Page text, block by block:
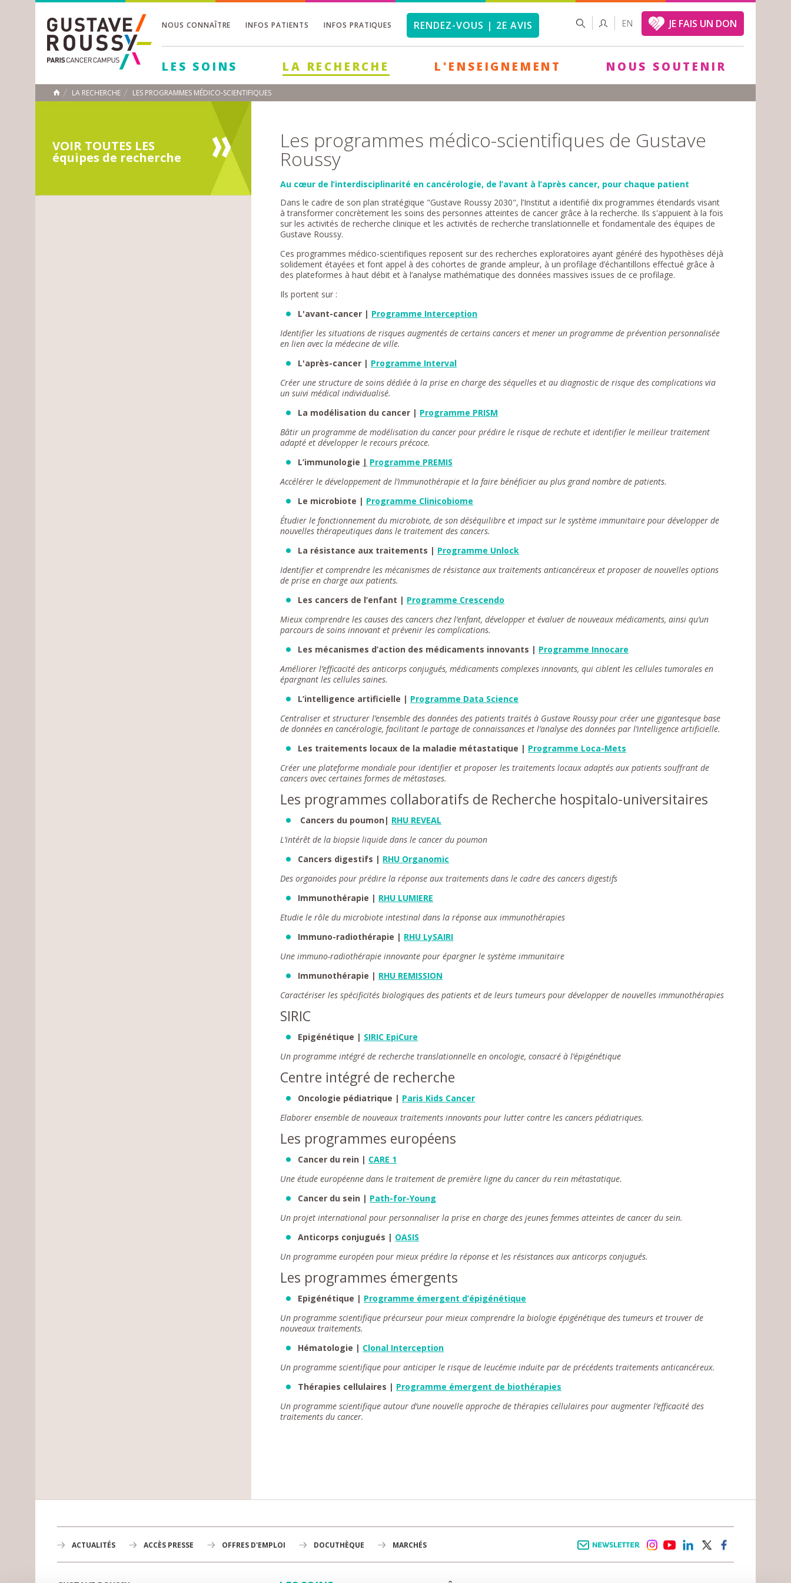
NOUS CONNAÎTRE INFOS PATIENTS INFOS PRATIQUES RENDEZ-VOUS | 2E AVIS FORMULAIRE
DE
RECHERCHER EN JE FAIS UN DON
LES SOINS LA RECHERCHE L'ENSEIGNEMENT NOUS SOUTENIR
ACCUEIL
LA RECHERCHE LES PROGRAMMES MÉDICO-SCIENTIFIQUES
VOIR TOUTES LES
équipes de recherche
Les programmes médico-scientifiques de Gustave
Roussy
Au cœur de l’interdisciplinarité en cancérologie, de l’avant à l’après cancer, pour chaque patient
Dans le cadre de son plan stratégique "Gustave Roussy 2030", l’Institut a identifié dix programmes étendards visant
à transformer concrètement les soins des personnes atteintes de cancer grâce à la recherche. Ils s'appuient à la fois
sur les activités de recherche clinique et les activités de recherche translationnelle et fondamentale des équipes de
Gustave Roussy.
Ces programmes médico-scientifiques reposent sur des recherches exploratoires ayant généré des hypothèses déjà
solidement étayées et font appel à des cohortes de grande ampleur, à un profilage d’échantillons effectué grâce à
des plateformes à haut débit et à l’analyse mathématique des données massives issues de ce profilage.
Ils portent sur :
L'avant-cancer | Programme Interception
Identifier les situations de risques augmentés de certains cancers et mener un programme de prévention personnalisée
en lien avec la médecine de ville.
L'après-cancer | Programme Interval
Créer une structure de soins dédiée à la prise en charge des séquelles et au diagnostic de risque des complications via
un suivi médical individualisé.
La modélisation du cancer | Programme PRISM
Bâtir un programme de modélisation du cancer pour prédire le risque de rechute et identifier le meilleur traitement
adapté et développer le recours précoce.
L’immunologie | Programme PREMIS
Accélérer le développement de l’immunothérapie et la faire bénéficier au plus grand nombre de patients.
Le microbiote | Programme Clinicobiome
Étudier le fonctionnement du microbiote, de son déséquilibre et impact sur le système immunitaire pour développer de
nouvelles thérapeutiques dans le traitement des cancers.
La résistance aux traitements | Programme Unlock
Identifier et comprendre les mécanismes de résistance aux traitements anticancéreux et proposer de nouvelles options
de prise en charge aux patients.
Les cancers de l’enfant | Programme Crescendo
Mieux comprendre les causes des cancers chez l’enfant, développer et évaluer de nouveaux médicaments, ainsi qu’un
parcours de soins innovant et prévenir les complications.
Les mécanismes d’action des médicaments innovants | Programme Innocare
Améliorer l’efficacité des anticorps conjugués, médicaments complexes innovants, qui ciblent les cellules tumorales en
épargnant les cellules saines.
L’intelligence artificielle | Programme Data Science
Centraliser et structurer l’ensemble des données des patients traités à Gustave Roussy pour créer une gigantesque base
de données en cancérologie, facilitant le partage de connaissances et l’analyse des données par l’intelligence artificielle.
Les traitements locaux de la maladie métastatique | Programme Loca-Mets
Créer une plateforme mondiale pour identifier et proposer les traitements locaux adaptés aux patients souffrant de
cancers avec certaines formes de métastases.
Les programmes collaboratifs de Recherche hospitalo-universitaires
Cancers du poumon| RHU REVEAL
L’intérêt de la biopsie liquide dans le cancer du poumon
Cancers digestifs | RHU Organomic
Des organoïdes pour prédire la réponse aux traitements dans le cadre des cancers digestifs
Immunothérapie | RHU LUMIERE
Etudie le rôle du microbiote intestinal dans la réponse aux immunothérapies
Immuno-radiothérapie | RHU LySAIRI
Une immuno-radiothérapie innovante pour épargner le système immunitaire
Immunothérapie | RHU REMISSION
Caractériser les spécificités biologiques des patients et de leurs tumeurs pour développer de nouvelles immunothérapies
SIRIC
Epigénétique | SIRIC EpiCure
Un programme intégré de recherche translationnelle en oncologie, consacré à l’épigénétique
Centre intégré de recherche
Oncologie pédiatrique | Paris Kids Cancer
Elaborer ensemble de nouveaux traitements innovants pour lutter contre les cancers pédiatriques.
Les programmes européens
Cancer du rein | CARE 1
Une étude européenne dans le traitement de première ligne du cancer du rein métastatique.
Cancer du sein | Path-for-Young
Un projet international pour personnaliser la prise en charge des jeunes femmes atteintes de cancer du sein.
Anticorps conjugués | OASIS
Un programme européen pour mieux prédire la réponse et les résistances aux anticorps conjugués.
Les programmes émergents
Epigénétique | Programme émergent d’épigénétique
Un programme scientifique précurseur pour mieux comprendre la biologie épigénétique des tumeurs et trouver de
nouveaux traitements.
Hématologie | Clonal Interception
Un programme scientifique pour anticiper le risque de leucémie induite par de précédents traitements anticancéreux.
Thérapies cellulaires | Programme émergent de biothérapies
Un programme scientifique autour d’une nouvelle approche de thérapies cellulaires pour augmenter l’efficacité des
traitements du cancer.
ACTUALITÉS ACCÈS PRESSE OFFRES D'EMPLOI DOCUTHÈQUE MARCHÉS